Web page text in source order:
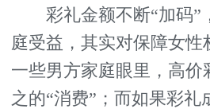
彩礼金额不断“加码”
庭受益，其实对保障女性
一些男方家庭眼里，高价
之的“消费”；而如果彩礼